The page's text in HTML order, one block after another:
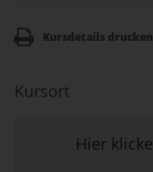
Kursdetails drucken
Kursort
Hier